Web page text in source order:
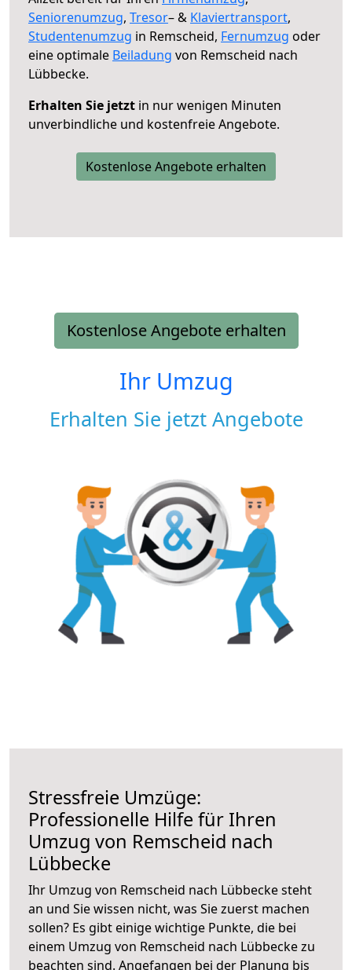
Seniorenumzug, Tresor– & Klaviertransport,
Studentenumzug in Remscheid, Fernumzug oder
eine optimale Beiladung von Remscheid nach
Lübbecke.
Erhalten Sie jetzt in nur wenigen Minuten
unverbindliche und kostenfreie Angebote.
Kostenlose Angebote erhalten
Kostenlose Angebote erhalten
Ihr Umzug
Erhalten Sie jetzt Angebote
Stressfreie Umzüge:
Professionelle Hilfe für Ihren
Umzug von Remscheid nach
Lübbecke
Ihr Umzug von Remscheid nach Lübbecke steht
an und Sie wissen nicht, was Sie zuerst machen
sollen? Es gibt einige wichtige Punkte, die bei
einem Umzug von Remscheid nach Lübbecke zu
beachten sind. Angefangen bei der Planung bis